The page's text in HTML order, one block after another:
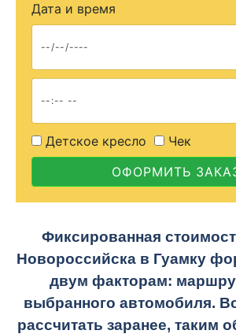
Дата и время
Детское кресло
Чек
ОФОРМИТЬ
Фиксированная
Новороссийска в Гуамку
двум факторам:
выбранного автомобиля.
рассчитать заранее, таким